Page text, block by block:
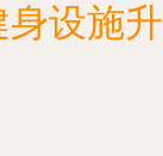
设施升